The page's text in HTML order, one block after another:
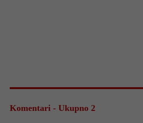
Komentari - Ukupno 2